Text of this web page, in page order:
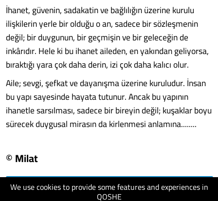
We use cookies to provide some features and experiences in
QOSHE
İhanet, güvenin, sadakatin ve bağlılığın üzerine kurulu
ilişkilerin yerle bir olduğu o an, sadece bir sözleşmenin
değil; bir duygunun, bir geçmişin ve bir geleceğin de
inkârıdır. Hele ki bu ihanet aileden, en yakından geliyorsa,
bıraktığı yara çok daha derin, izi çok daha kalıcı olur.
Aile; sevgi, şefkat ve dayanışma üzerine kuruludur. İnsan
bu yapı sayesinde hayata tutunur. Ancak bu yapının
ihanetle sarsılması, sadece bir bireyin değil; kuşaklar boyu
sürecek duygusal mirasın da kirlenmesi anlamına........
© Milat
visit website